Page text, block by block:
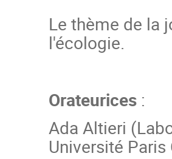
Le thème de la
l'écologie.
Orateurices :
Ada Altieri
Université Paris